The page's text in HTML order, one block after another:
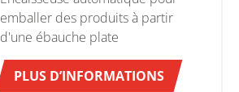
emballer des produits à partir
d'une ébauche plate
PLUS D’INFORMATIONS